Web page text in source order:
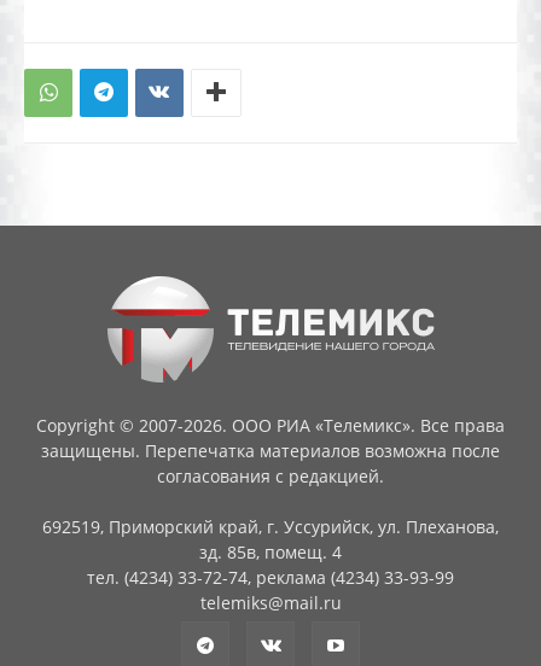
Copyright © 2007-2026. ООО РИА «Телемикс». Все права
защищены. Перепечатка материалов возможна после
согласования с редакцией.
692519, Приморский край, г. Уссурийск, ул. Плеханова,
зд. 85в, помещ. 4
тел. (4234) 33-72-74, реклама (4234) 33-93-99
telemiks@mail.ru